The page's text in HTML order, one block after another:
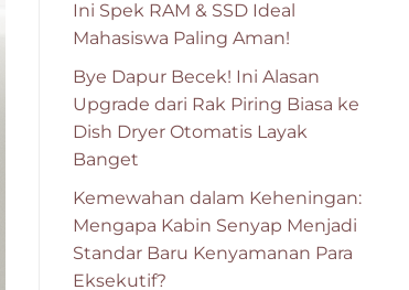
Ini Spek RAM & SSD Ideal
Mahasiswa Paling Aman!
Bye Dapur Becek! Ini Alasan
Upgrade dari Rak Piring Biasa ke
Dish Dryer Otomatis Layak
Banget
Kemewahan dalam Keheningan:
Mengapa Kabin Senyap Menjadi
Standar Baru Kenyamanan Para
Eksekutif?